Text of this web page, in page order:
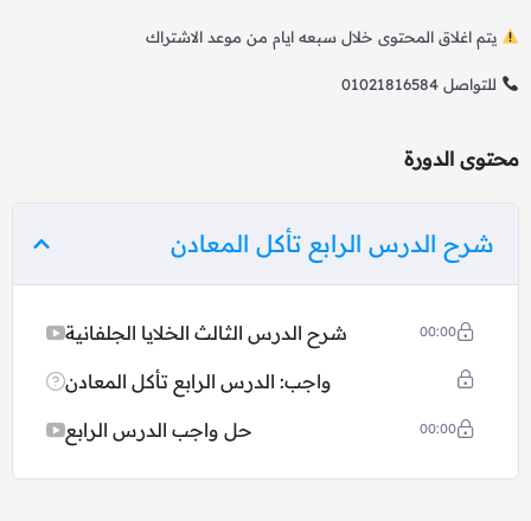
محتوى الدورة
شرح الدرس الرابع تأكل المعادن
شرح الدرس الثالث الخلايا الجلفانية 00:00
واجب: الدرس الرابع تأكل المعادن
حل واجب الدرس الرابع 00:00